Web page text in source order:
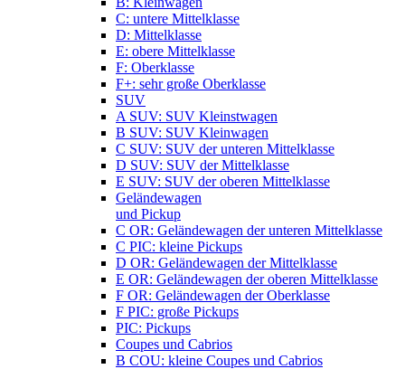
C: untere Mittelklasse
D: Mittelklasse
E: obere Mittelklasse
F: Oberklasse
F+: sehr große Oberklasse
SUV
A SUV: SUV Kleinstwagen
B SUV: SUV Kleinwagen
C SUV: SUV der unteren Mittelklasse
D SUV: SUV der Mittelklasse
E SUV: SUV der oberen Mittelklasse
Geländewagen
und Pickup
C OR: Geländewagen der unteren Mittelklasse
C PIC: kleine Pickups
D OR: Geländewagen der Mittelklasse
E OR: Geländewagen der oberen Mittelklasse
F OR: Geländewagen der Oberklasse
F PIC: große Pickups
PIC: Pickups
Coupes und Cabrios
B COU: kleine Coupes und Cabrios